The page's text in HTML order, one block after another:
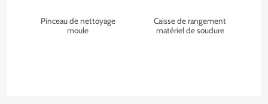
Pinceau de nettoyage
moule
Caisse de rangement
matériel de soudure